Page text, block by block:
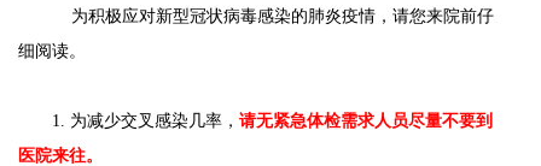
为积极应对新型冠状病毒感染的肺炎疫情，请您来院前仔
细阅读。
1. 为减少交叉感染几率， 请无紧急体检需求人员尽量不要到
医院来往。